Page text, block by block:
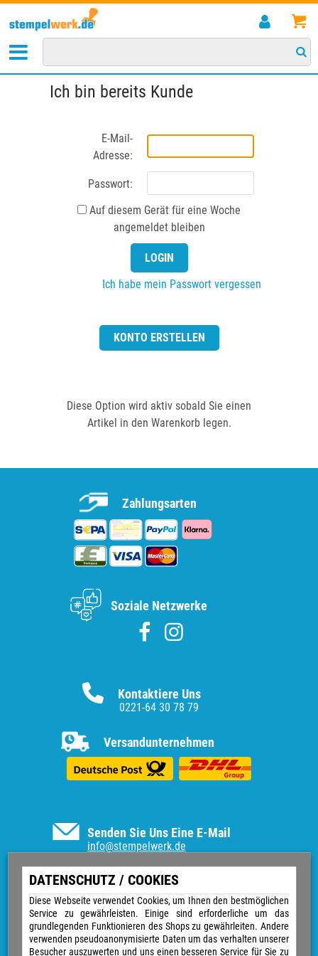
DATENSCHUTZ / COOKIES
Diese Webseite verwendet Cookies, um Ihnen den bestmöglichen
Service zu gewährleisten. Einige sind erforderliche um das
grundlegenden Funktionieren des Shops zu gewährleiten. Andere
verwenden pseudoanonymisierte Daten um das verhalten unserer
Besucher auszuwerten und uns einen besseren Service für Sie zu
Ich bin bereits Kunde
E-Mail-
Adresse:
Passwort:
Auf diesem Gerät für eine Woche
angemeldet bleiben
Ich habe mein Passwort vergessen
KONTO ERSTELLEN
Diese Option wird aktiv sobald Sie einen
Artikel in den Warenkorb legen.
Senden Sie Uns Eine E-Mail
info@stempelwerk.de
Informationen
Vertrag widerrufen
Kontakt
Über uns
Impressum
Kontaktiere Uns
0221-64 30 78 79
Versandunternehmen
Zahlungsarten
Soziale Netzwerke